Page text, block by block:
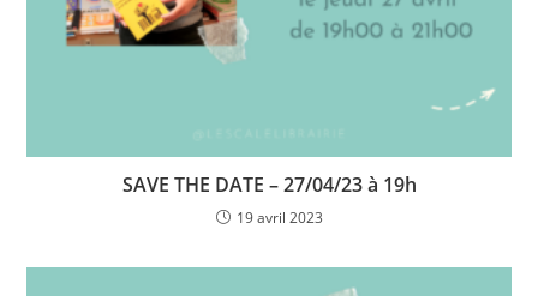
SAVE THE DATE – 27/04/23 à 19h
19 avril 2023